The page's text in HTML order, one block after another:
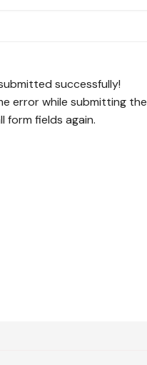
successfully!
error while submitting the
form fields again.